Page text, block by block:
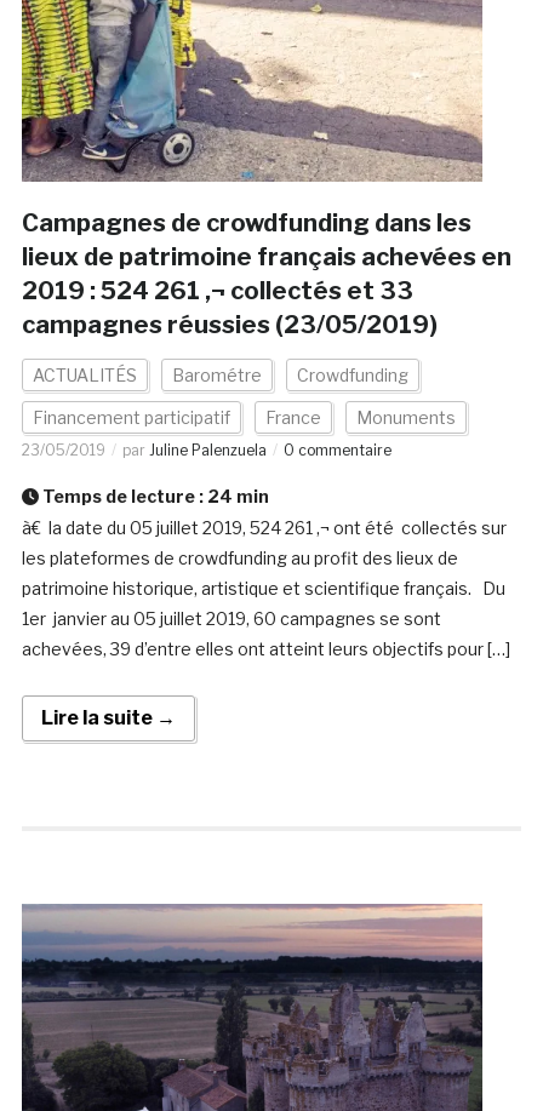
Campagnes de crowdfunding dans les
lieux de patrimoine français achevées en
2019 : 524 261 ‚¬ collectés et 33
campagnes réussies (23/05/2019)
ACTUALITÉS Barométre Crowdfunding
Financement participatif France Monuments
23/05/2019 par Juline Palenzuela 0 commentaire
Temps de lecture : 24 min
à€ la date du 05 juillet 2019, 524 261 ‚¬ ont été collectés sur
les plateformes de crowdfunding au profit des lieux de
patrimoine historique, artistique et scientifique français. Du
1er janvier au 05 juillet 2019, 60 campagnes se sont
achevées, 39 d’entre elles ont atteint leurs objectifs pour […]
Lire la suite →